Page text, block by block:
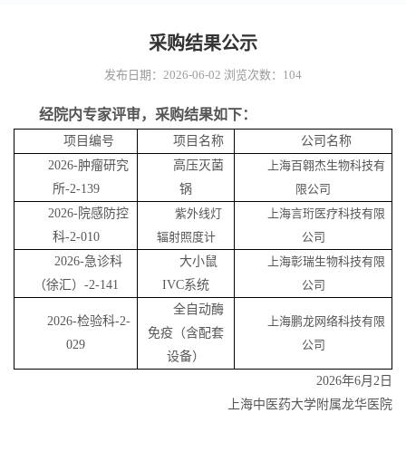
采购结果公示
发布日期：2026-06-02 浏览次数： 104
经院内专家评审，采购结果如下：
项目编号 项目名称
公司名称
2026-肿瘤研究
所-2-139
高压灭菌
锅
上海百翱杰生物科技有
限公司
2026-院感防控
科-2-010
紫外线灯
辐射照度计
上海言珩医疗科技有限
公司
2026-急诊科
（徐汇） -2-141
大小鼠
IVC系统
上海彰瑞生物科技有限
公司
2026-检验科-2-
029
全自动酶
免疫（含配套
设备）
上海鹏龙网络科技有限
公司
2026年6月 2 日
上海中医药大学附属龙华医院